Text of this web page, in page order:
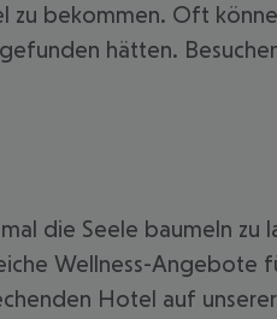
zu bekommen. Oft
hätten.
die Seele baumeln zu
Wellness-
Hotel auf